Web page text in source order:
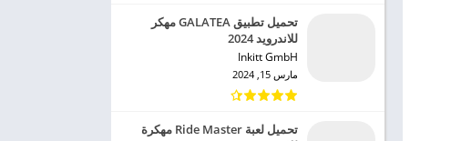
تحميل تطبيق GALATEA مهكر
للاندرويد 2024
Inkitt GmbH‏
مارس 15, 2024
تحميل لعبة Ride Master مهكرة